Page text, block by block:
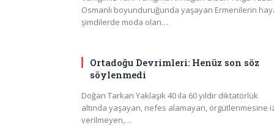
Osmanlı boyunduruğunda yaşayan Ermenilerin
şimdilerde moda olan…
Ortadoğu Devrimleri: Henüz son söz
söylenmedi
Doğan Tarkan Yaklaşık 40 ila 60 yıldır diktatörlük
altında yaşayan, nefes alamayan, örgütlenmesine
verilmeyen,…